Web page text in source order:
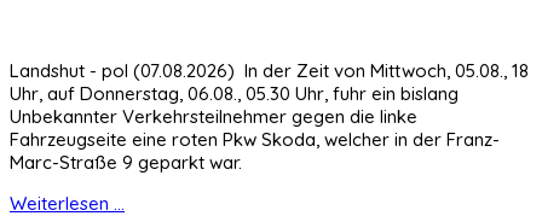
Landshut - pol (07.08.2026) In der Zeit von Mittwoch, 05.08., 18
Uhr, auf Donnerstag, 06.08., 05.30 Uhr, fuhr ein bislang
Unbekannter Verkehrsteilnehmer gegen die linke
Fahrzeugseite eine roten Pkw Skoda, welcher in der Franz-
Marc-Straße 9 geparkt war.
Weiterlesen ...